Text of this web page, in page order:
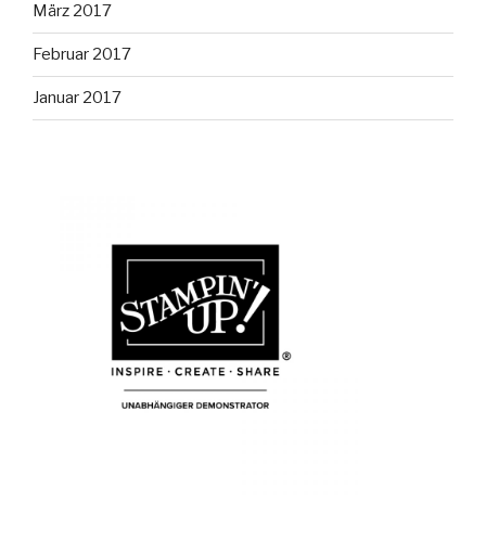
März 2017
Februar 2017
Januar 2017